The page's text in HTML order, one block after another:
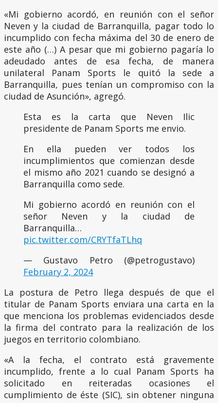
«Mi gobierno acordó, en reunión con el señor
Neven y la ciudad de Barranquilla, pagar todo lo
incumplido con fecha máxima del 30 de enero de
este año (…) A pesar que mi gobierno pagaría lo
adeudado antes de esa fecha, de manera
unilateral Panam Sports le quitó la sede a
Barranquilla, pues tenían un compromiso con la
ciudad de Asunción», agregó.
Esta es la carta que Neven Ilic
presidente de Panam Sports me envio.
En ella pueden ver todos los
incumplimientos que comienzan desde
el mismo año 2021 cuando se designó a
Barranquilla como sede.
Mi gobierno acordó en reunión con el
señor Neven y la ciudad de
Barranquilla…
pic.twitter.com/CRYTfaTLhq
— Gustavo Petro (@petrogustavo)
February 2, 2024
La postura de Petro llega después de que el
titular de Panam Sports enviara una carta en la
que menciona los problemas evidenciados desde
la firma del contrato para la realización de los
juegos en territorio colombiano.
«A la fecha, el contrato está gravemente
incumplido, frente a lo cual Panam Sports ha
solicitado en reiteradas ocasiones el
cumplimiento de éste (SIC), sin obtener ninguna